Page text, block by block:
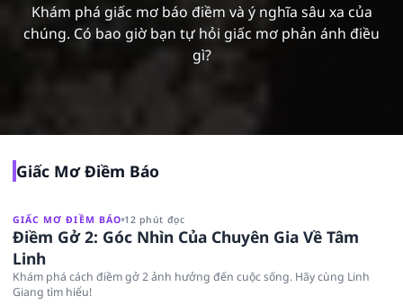
Khám phá giấc mơ báo điềm và ý nghĩa sâu xa của
chúng. Có bao giờ bạn tự hỏi giấc mơ phản ánh điều
gì?
Giấc Mơ Điềm Báo
GIẤC MƠ ĐIỀM BÁO 12 phút đọc
Điềm Gở 2: Góc Nhìn Của Chuyên Gia Về Tâm
Linh
Khám phá cách điềm gở 2 ảnh hưởng đến cuộc sống. Hãy cùng Linh
Giang tìm hiểu!